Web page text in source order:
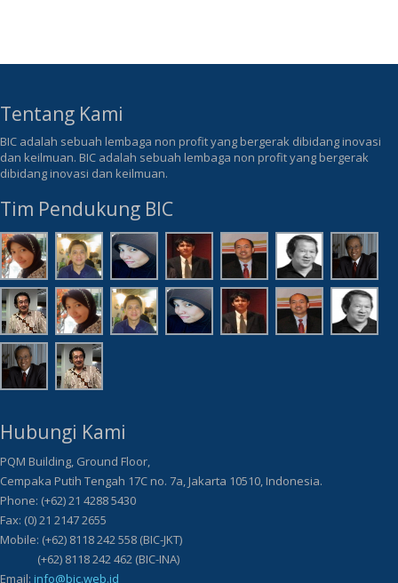
Tentang Kami
BIC adalah sebuah lembaga non profit yang bergerak dibidang inovasi
dan keilmuan. BIC adalah sebuah lembaga non profit yang bergerak
dibidang inovasi dan keilmuan.
Tim Pendukung BIC
Hubungi Kami
PQM Building, Ground Floor,
Cempaka Putih Tengah 17C no. 7a, Jakarta 10510, Indonesia.
Phone: (+62) 21 4288 5430
Fax: (0) 21 2147 2655
Mobile: (+62) 8118 242 558 (BIC-JKT)
(+62) 8118 242 462 (BIC-INA)
Email: info@bic.web.id